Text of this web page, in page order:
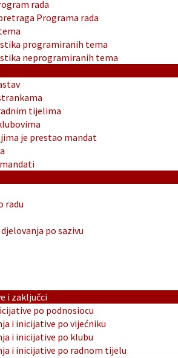
rada
Programa rada
programiranih tema
neprogramiranih tema
tijelima
je prestao mandat
radu
po sazivu
i zaključci
po podnosiocu
i inicijative po vijećniku
i inicijative po klubu
i inicijative po radnom tijelu